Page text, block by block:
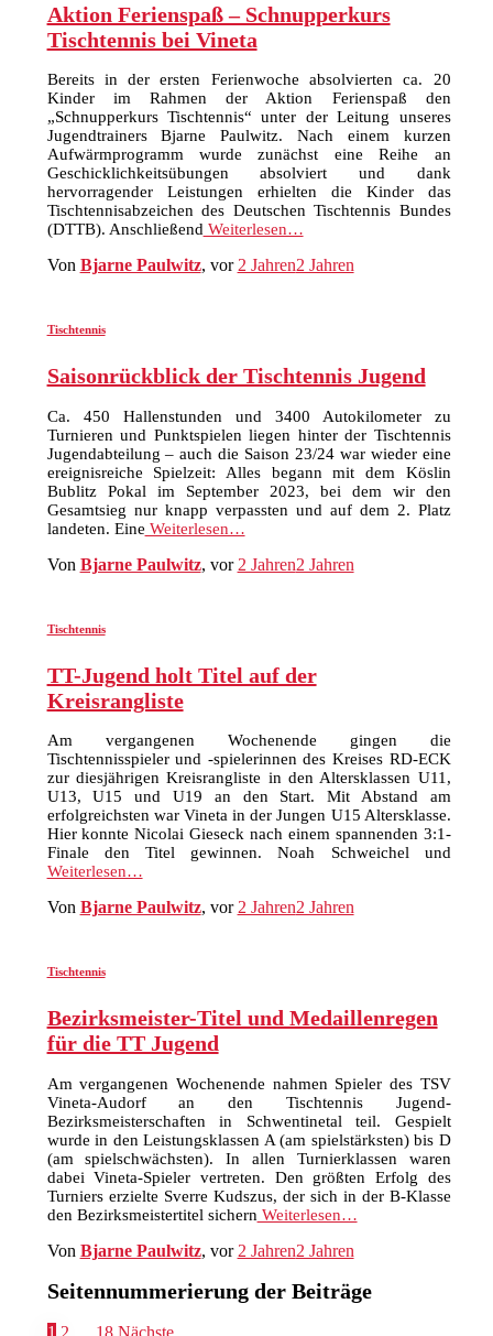
Aktion Ferienspaß – Schnupperkurs
Tischtennis bei Vineta
Bereits in der ersten Ferienwoche absolvierten ca. 20
Kinder im Rahmen der Aktion Ferienspaß den
„Schnupperkurs Tischtennis“ unter der Leitung unseres
Jugendtrainers Bjarne Paulwitz. Nach einem kurzen
Aufwärmprogramm wurde zunächst eine Reihe an
Geschicklichkeitsübungen absolviert und dank
hervorragender Leistungen erhielten die Kinder das
Tischtennisabzeichen des Deutschen Tischtennis Bundes
(DTTB). AnschließendWeiterlesen…
Von Bjarne Paulwitz, vor 2 Jahren2 Jahren
Tischtennis
Saisonrückblick der Tischtennis Jugend
Ca. 450 Hallenstunden und 3400 Autokilometer zu
Turnieren und Punktspielen liegen hinter der Tischtennis
Jugendabteilung – auch die Saison 23/24 war wieder eine
ereignisreiche Spielzeit: Alles begann mit dem Köslin
Bublitz Pokal im September 2023, bei dem wir den
Gesamtsieg nur knapp verpassten und auf dem 2. Platz
landeten. Eine Weiterlesen…
Von Bjarne Paulwitz, vor 2 Jahren2 Jahren
Tischtennis
TT-Jugend holt Titel auf der
Kreisrangliste
Am vergangenen Wochenende gingen die
Tischtennisspieler und -spielerinnen des Kreises RD-ECK
zur diesjährigen Kreisrangliste in den Altersklassen U11,
U13, U15 und U19 an den Start. Mit Abstand am
erfolgreichsten war Vineta in der Jungen U15 Altersklasse.
Hier konnte Nicolai Gieseck nach einem spannenden 3:1-
Finale den Titel gewinnen. Noah Schweichel und
Weiterlesen…
Von Bjarne Paulwitz, vor 2 Jahren2 Jahren
Tischtennis
Bezirksmeister-Titel und Medaillenregen
für die TT Jugend
Am vergangenen Wochenende nahmen Spieler des TSV
Vineta-Audorf an den Tischtennis Jugend-
Bezirksmeisterschaften in Schwentinetal teil. Gespielt
wurde in den Leistungsklassen A (am spielstärksten) bis D
(am spielschwächsten). In allen Turnierklassen waren
dabei Vineta-Spieler vertreten. Den größten Erfolg des
Turniers erzielte Sverre Kudszus, der sich in der B-Klasse
den Bezirksmeistertitel sichern Weiterlesen…
Von Bjarne Paulwitz, vor 2 Jahren2 Jahren
Seitennummerierung der Beiträge
1 2 18 Nächste